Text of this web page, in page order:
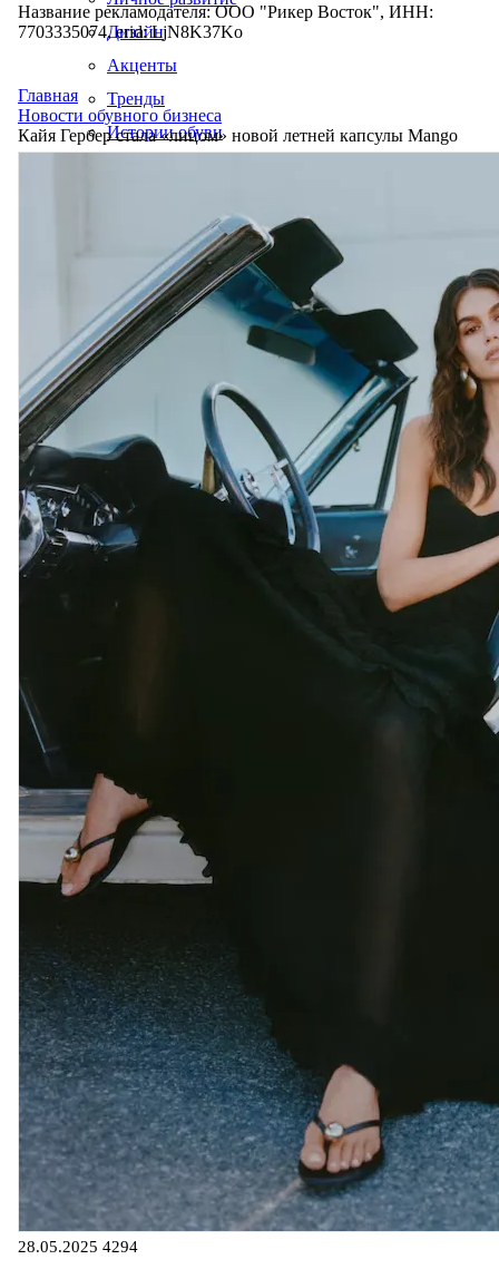
Дизайн
Акценты
Тренды
Истории обуви
Название рекламодателя: ООО "Рикер Восток", ИНН:
7703335074, erid: LjN8K37Ko
Главная
Новости обувного бизнеса
Кайя Гербер стала «лицом» новой летней капсулы Mango
28.05.2025 4294